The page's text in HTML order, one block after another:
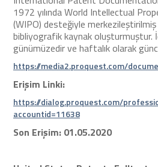
1972 yılında World Intellectual
(WIPO) desteğiyle
bibliyografik kaynak oluşturmuştur.
günümüzedir ve haftalık olarak
https://media2.proquest.com/
Erişim Linki:
https://dialog.proquest.com/
accountid=11638
Son Erişim: 01.05.2020